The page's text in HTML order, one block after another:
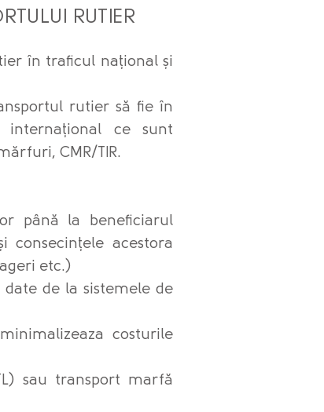
RUTIER
în traficul național și
rutier să fie în
ce sunt
CMR/TIR.
până la beneficiarul
acestora
etc.)
de la sistemele de
costurile
sau transport marfă